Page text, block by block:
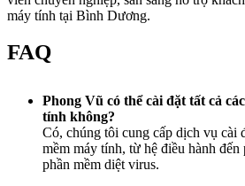
máy tính tại Bình Dương.
FAQ
Phong Vũ có thể cài đặt tất cả
tính không?
Có, chúng tôi cung cấp dịch vụ cài
mềm máy tính, từ hệ điều hành đến
phần mềm diệt virus.